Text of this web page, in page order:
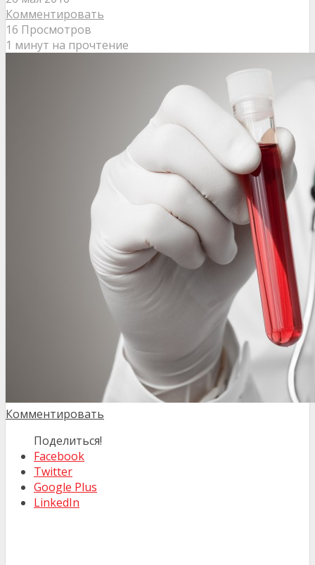
Комментировать
16 Просмотров
1 минут на прочтение
Комментировать
Поделиться!
Facebook
Twitter
Google Plus
LinkedIn